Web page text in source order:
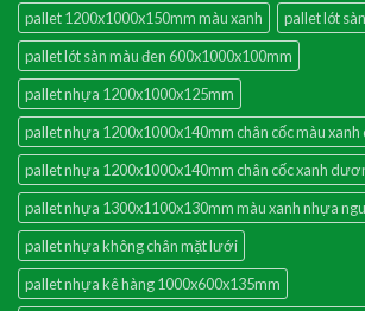
pallet 1200x1000x150mm màu xanh
pallet lót
pallet lót sàn màu đen 600x1000x100mm
pallet nhựa 1200x1000x125mm
pallet nhựa 1200x1000x140mm chân cốc màu
pallet nhựa 1200x1000x140mm chân cốc xanh
pallet nhựa 1300x1100x130mm màu xanh nhựa
pallet nhựa không chân mặt lưới
pallet nhựa kê hàng 1000x600x135mm